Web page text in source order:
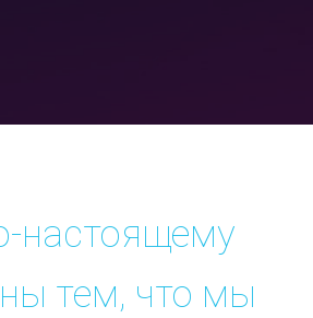
настоящему
тем, что мы